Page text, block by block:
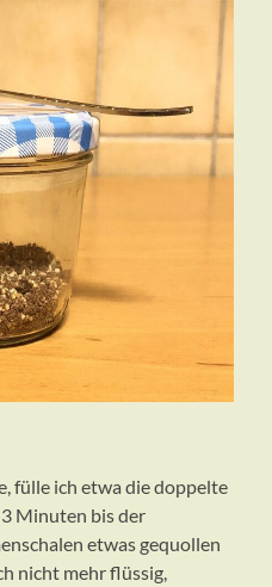
fülle ich etwa die doppelte
Minuten bis der
etwas gequollen
nicht mehr flüssig,